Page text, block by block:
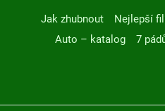
Jak zhubnout Nejlepší
Auto – katalog
7